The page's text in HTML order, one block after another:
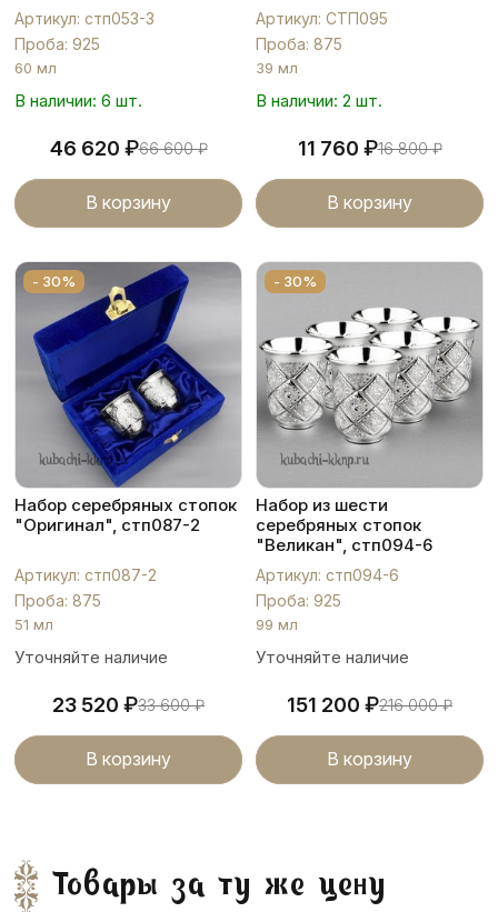
Артикул: стп053-3
Проба: 925
60 мл
В наличии: 6 шт.
46 620 ₽66 600₽
В корзину
Артикул: СТП095
Проба: 875
39 мл
В наличии: 2 шт.
11 760 ₽16 800₽
В корзину
- 30%
Набор серебряных стопок
"Оригинал", стп087-2
Артикул: стп087-2
Проба: 875
51 мл
Уточняйте наличие
23 520 ₽33 600₽
В корзину
- 30%
Набор из шести
серебряных стопок
"Великан", стп094-6
Артикул: стп094-6
Проба: 925
99 мл
Уточняйте наличие
151 200 ₽216 000₽
В корзину
Товары за ту же цену